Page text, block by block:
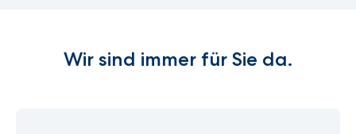
Wir sind immer für Sie da.